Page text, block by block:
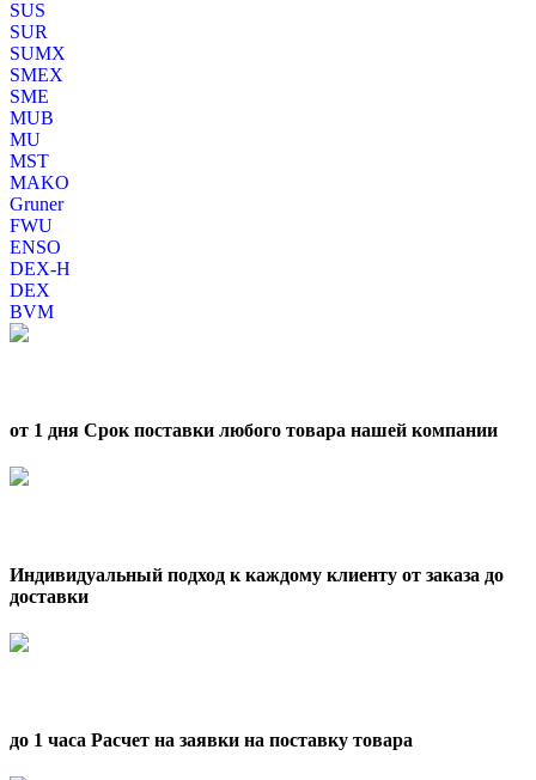
SUS
SUR
SUMX
SMEX
SME
MUB
MU
MST
MAKO
Gruner
FWU
ENSO
DEX-H
DEX
BVM
от 1 дня Срок поставки любого товара нашей компании
Индивидуальный подход к каждому клиенту от заказа до
доставки
до 1 часа Расчет на заявки на поставку товара